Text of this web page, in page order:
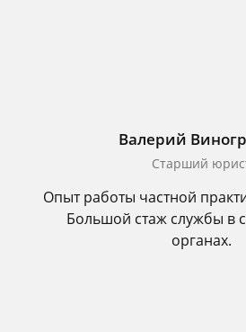
Валерий
Старший
Опыт работы частной
Большой стаж службы в
органах.